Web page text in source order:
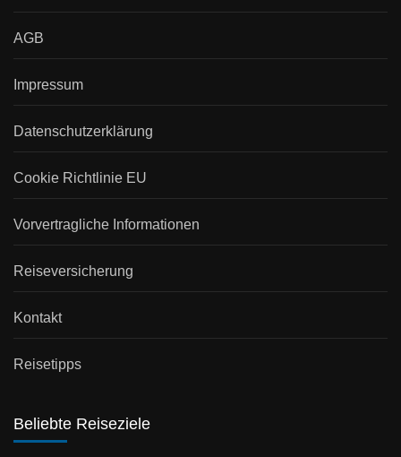
AGB
Impressum
Datenschutzerklärung
Cookie Richtlinie EU
Vorvertragliche Informationen
Reiseversicherung
Kontakt
Reisetipps
Beliebte Reiseziele